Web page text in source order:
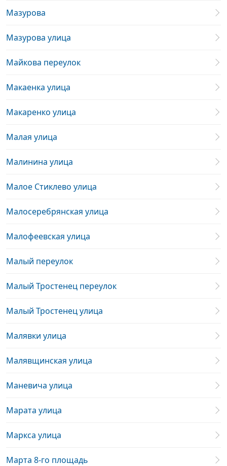
Мазурова
Мазурова улица
Майкова переулок
Макаенка улица
Макаренко улица
Малая улица
Малинина улица
Малое Стиклево улица
Малосеребрянская улица
Малофеевская улица
Малый переулок
Малый Тростенец переулок
Малый Тростенец улица
Малявки улица
Малявщинская улица
Маневича улица
Марата улица
Маркса улица
Марта 8-го площадь